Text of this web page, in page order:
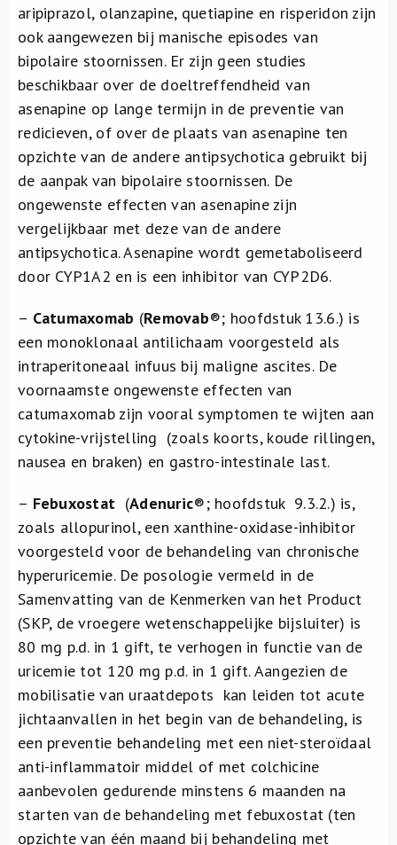
aripiprazol, olanzapine, quetiapine en risperidon zijn
ook aangewezen bij manische episodes van
bipolaire stoornissen. Er zijn geen studies
beschikbaar over de doeltreffendheid van
asenapine op lange termijn in de preventie van
redicieven, of over de plaats van asenapine ten
opzichte van de andere antipsychotica gebruikt bij
de aanpak van bipolaire stoornissen. De
ongewenste effecten van asenapine zijn
vergelijkbaar met deze van de andere
antipsychotica. Asenapine wordt gemetaboliseerd
door CYP1A2 en is een inhibitor van CYP2D6.
– Catumaxomab (Removab®; hoofdstuk 13.6.) is
een monoklonaal antilichaam voorgesteld als
intraperitoneaal infuus bij maligne ascites. De
voornaamste ongewenste effecten van
catumaxomab zijn vooral symptomen te wijten aan
cytokine-vrijstelling (zoals koorts, koude rillingen,
nausea en braken) en gastro-intestinale last.
– Febuxostat (Adenuric®; hoofdstuk 9.3.2.) is,
zoals allopurinol, een xanthine-oxidase-inhibitor
voorgesteld voor de behandeling van chronische
hyperuricemie. De posologie vermeld in de
Samenvatting van de Kenmerken van het Product
(SKP, de vroegere wetenschappelijke bijsluiter) is
80 mg p.d. in 1 gift, te verhogen in functie van de
uricemie tot 120 mg p.d. in 1 gift. Aangezien de
mobilisatie van uraatdepots kan leiden tot acute
jichtaanvallen in het begin van de behandeling, is
een preventie behandeling met een niet-steroïdaal
anti-inflammatoir middel of met colchicine
aanbevolen gedurende minstens 6 maanden na
starten van de behandeling met febuxostat (ten
opzichte van één maand bij behandeling met